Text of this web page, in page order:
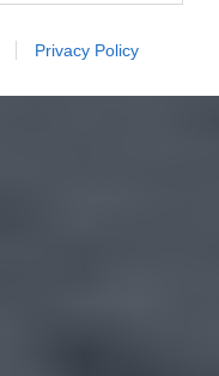
Privacy Policy